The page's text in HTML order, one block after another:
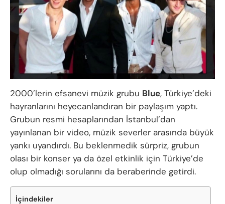
2000’lerin efsanevi müzik grubu Blue, Türkiye’deki
hayranlarını heyecanlandıran bir paylaşım yaptı.
Grubun resmi hesaplarından İstanbul’dan
yayınlanan bir video, müzik severler arasında büyük
yankı uyandırdı. Bu beklenmedik sürpriz, grubun
olası bir konser ya da özel etkinlik için Türkiye’de
olup olmadığı sorularını da beraberinde getirdi.
İçindekiler